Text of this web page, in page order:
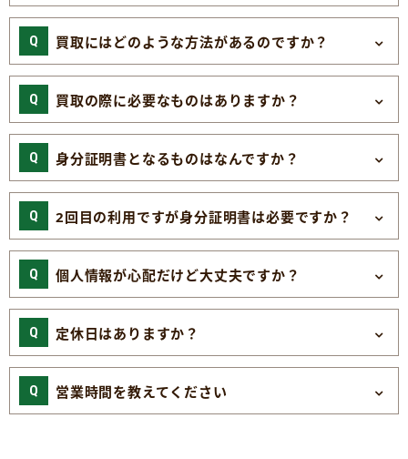
買取にはどのような方法があるのですか？
買取の際に必要なものはありますか？
身分証明書となるものはなんですか？
2回目の利用ですが身分証明書は必要ですか？
個人情報が心配だけど大丈夫ですか？
定休日はありますか？
営業時間を教えてください